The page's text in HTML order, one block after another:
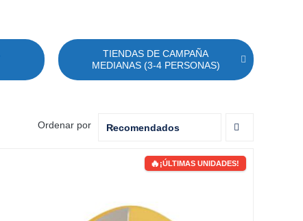
TIENDAS DE CAMPAÑA
MEDIANAS (3-4 PERSONAS)
Ordenar por Recomendados
¡ÚLTIMAS UNIDADES!